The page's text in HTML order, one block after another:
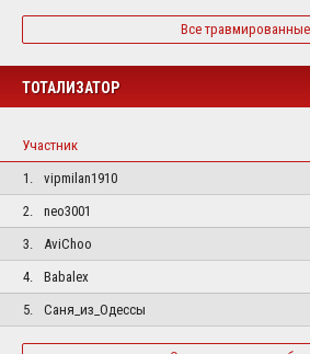
Все травмированные
ТОТАЛИЗАТОР
Участник
1.
vipmilan1910
2.
neo3001
3.
AviChoo
4.
Babalex
5.
Саня_из_Одессы